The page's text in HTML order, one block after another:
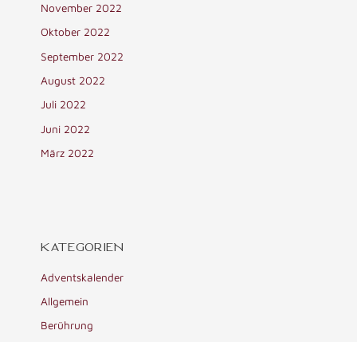
November 2022
Oktober 2022
September 2022
August 2022
Juli 2022
Juni 2022
März 2022
KATEGORIEN
Adventskalender
Allgemein
Berührung